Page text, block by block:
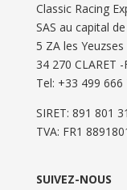
Classic Racing
SAS au capital
5 ZA les Yeuzses
34 270 CLARET -
Tel: ‭+33 499 666
SIRET: 891 801
TVA: FR1
SUIVEZ-NOUS